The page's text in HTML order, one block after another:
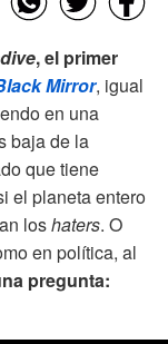
, el primer
Mirror, igual
en una
baja de la
que tiene
el planeta entero
loshaters. O
en política, al
pregunta: